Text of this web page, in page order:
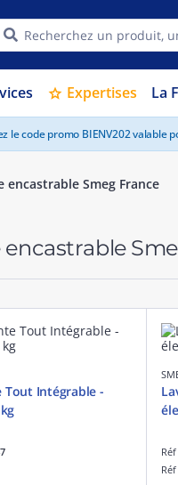
star Expertises La
le code promo BIENV202
encastrable Smeg France
Tout Intégrable -